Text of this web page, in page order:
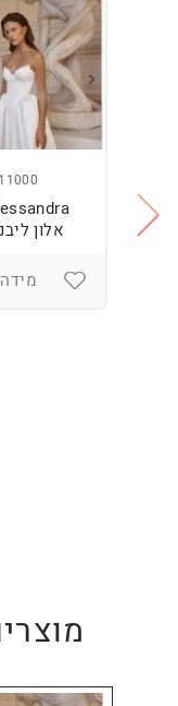
אלון
מידה :